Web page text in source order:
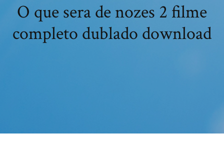
O que sera de nozes 2 filme
completo dublado download